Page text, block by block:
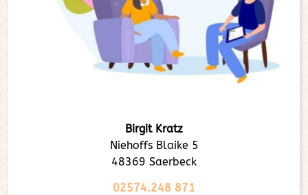
Birgit Kratz
Niehoffs Blaike 5
48369 Saerbeck
02574.248 871